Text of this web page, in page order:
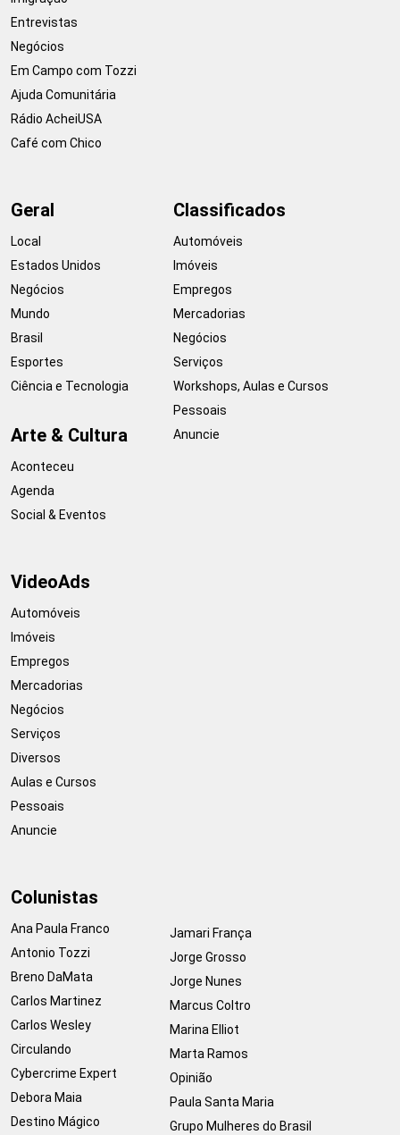
Entrevistas
Negócios
Em Campo com Tozzi
Ajuda Comunitária
Rádio AcheiUSA
Café com Chico
Geral
Local
Estados Unidos
Negócios
Mundo
Brasil
Esportes
Ciência e Tecnologia
Arte & Cultura
Aconteceu
Agenda
Social & Eventos
Classificados
Automóveis
Imóveis
Empregos
Mercadorias
Negócios
Serviços
Workshops, Aulas e Cursos
Pessoais
Anuncie
VideoAds
Automóveis
Imóveis
Empregos
Mercadorias
Negócios
Serviços
Diversos
Aulas e Cursos
Pessoais
Anuncie
Colunistas
Ana Paula Franco
Antonio Tozzi
Breno DaMata
Carlos Martinez
Carlos Wesley
Circulando
Cybercrime Expert
Debora Maia
Destino Mágico
Jamari França
Jorge Grosso
Jorge Nunes
Marcus Coltro
Marina Elliot
Marta Ramos
Opinião
Paula Santa Maria
Grupo Mulheres do Brasil